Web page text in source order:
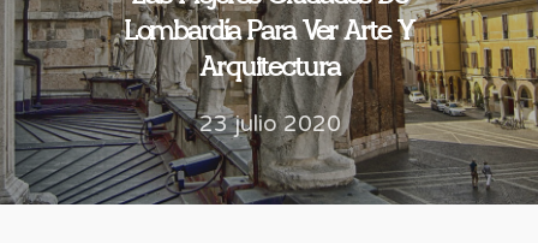
Lombardía Para Ver Arte Y
Arquitectura
23 julio 2020